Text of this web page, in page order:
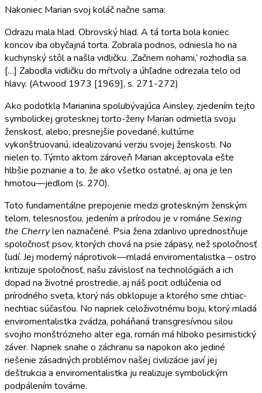
Nakoniec Marian svoj koláč načne sama:
Odrazu mala hlad. Obrovský hlad. A tá torta bola koniec
koncov iba obyčajná torta. Zobrala podnos, odniesla ho na
kuchynský stôl a našla vidličku. ‚Začnem nohami,‘ rozhodla sa.
[…] Zabodla vidličku do mŕtvoly a úhľadne odrezala telo od
hlavy. (Atwood 1973 [1969], s. 271-272)
Ako podotkla Marianina spolubývajúca Ainsley, zjedením tejto
symbolickej grotesknej torto-ženy Marian odmietla svoju
ženskosť, alebo, presnejšie povedané, kultúrne
vykonštruovanú, idealizovanú verziu svojej ženskosti. No
nielen to. Týmto aktom zároveň Marian akceptovala ešte
hlbšie poznanie a to, že ako všetko ostatné, aj ona je len
hmotou—jedlom (s. 270).
Toto fundamentálne prepojenie medzi groteskným ženským
telom, telesnosťou, jedením a prírodou je v románe Sexing
the Cherrylen naznačené. Psia žena zdanlivo uprednostňuje
spoločnosť psov, ktorých chová na psie zápasy, než spoločnosť
ľudí. Jej moderný náprotivok—mladá enviromentalistka – ostro
kritizuje spoločnosť, našu závislosť na technológiách a ich
dopad na životné prostredie, aj náš pocit odlúčenia od
prírodného sveta, ktorý nás obklopuje a ktorého sme chtiac-
nechtiac súčasťou. No napriek celoživotnému boju, ktorý mladá
enviromentalistka zvádza, poháňaná transgresívnou silou
svojho monštrózneho alter ega, román má hlboko pesimistický
záver. Napriek snahe o záchranu sa napokon ako jediné
riešenie zásadných problémov našej civilizácie javí jej
deštrukcia a enviromentalistka ju realizuje symbolickým
podpálením továrne.